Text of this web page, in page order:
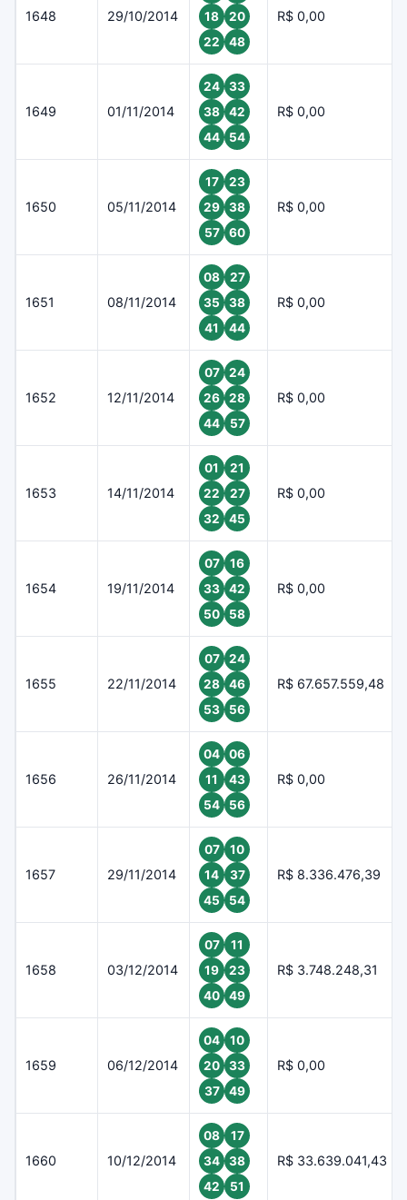
1648 29/10/2014
18
20
22
48
R$ 0,00
1649 01/11/2014
24
33
38
42
44
54
R$ 0,00
1650 05/11/2014
17
23
29
38
57
60
R$ 0,00
1651 08/11/2014
08
27
35
38
41
44
R$ 0,00
1652 12/11/2014
07
24
26
28
44
57
R$ 0,00
1653 14/11/2014
01
21
22
27
32
45
R$ 0,00
1654 19/11/2014
07
16
33
42
50
58
R$ 0,00
1655 22/11/2014
07
24
28
46
53
56
R$ 67.657.559,48
1656 26/11/2014
04
06
11
43
54
56
R$ 0,00
1657 29/11/2014
07
10
14
37
45
54
R$ 8.336.476,39
1658 03/12/2014
07
11
19
23
40
49
R$ 3.748.248,31
1659 06/12/2014
04
10
20
33
37
49
R$ 0,00
1660 10/12/2014
08
17
34
38
42
51
R$ 33.639.041,43